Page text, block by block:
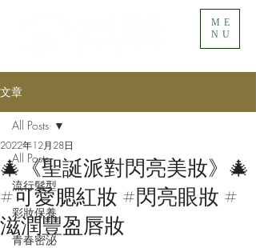
ME
NU
文章
All Posts
流行髮型
彩妝保養
青春密泌
All Posts
🎄《聖誕派對閃亮美妝》🎄
#可愛腮紅妝 #閃亮眼妝 #
滋潤豐盈唇妝
2022年12月28日